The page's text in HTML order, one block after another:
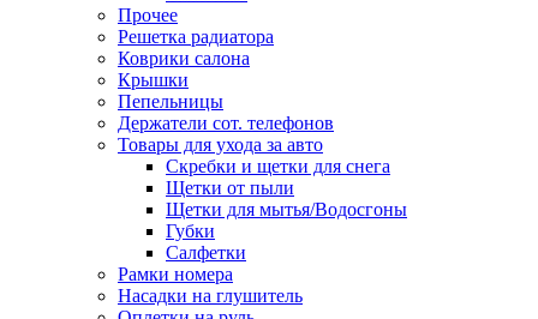
Прочее
Решетка радиатора
Коврики салона
Крышки
Пепельницы
Держатели сот. телефонов
Товары для ухода за авто
Скребки и щетки для снега
Щетки от пыли
Щетки для мытья/Водосгоны
Губки
Салфетки
Рамки номера
Насадки на глушитель